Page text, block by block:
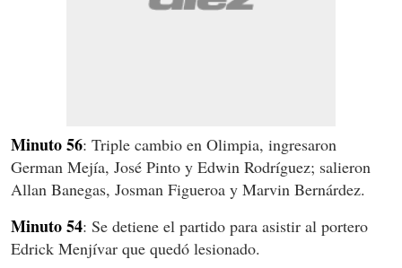
Minuto 56: Triple cambio en Olimpia, ingresaron
German Mejía, José Pinto y Edwin Rodríguez; salieron
Allan Banegas, Josman Figueroa y Marvin Bernárdez.
Minuto 54: Se detiene el partido para asistir al portero
Edrick Menjívar que quedó lesionado.